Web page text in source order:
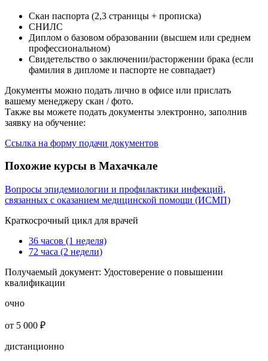
Скан паспорта (2,3 страницы + прописка)
СНИЛС
Диплом о базовом образовании (высшем или среднем
профессиональном)
Свидетельство о заключении/расторжении брака (если
фамилия в дипломе и паспорте не совпадает)
Документы можно подать лично в офисе или прислать
вашему менеджеру скан / фото.
Также вы можете подать документы электронно, заполнив
заявку на обучение:
Ссылка на форму подачи документов
Похожие курсы в Махачкале
Вопросы эпидемиологии и профилактики инфекций,
связанных с оказанием медицинской помощи (ИСМП)
Краткосрочный цикл для врачей
36 часов (1 неделя)
72 часа (2 недели)
Получаемый документ: Удостоверение о повышении
квалификации
очно
от 5 000 ₽
дистанционно